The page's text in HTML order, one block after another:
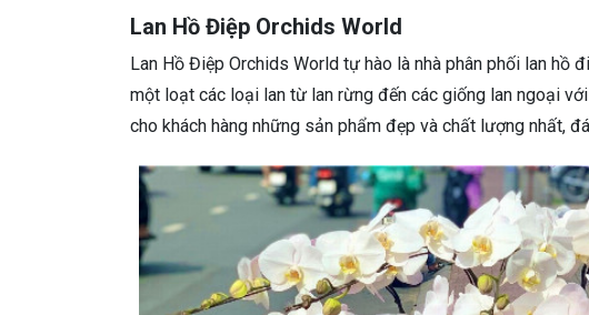
Lan Hồ Điệp Orchids World
Lan Hồ Điệp Orchids World tự hào là nhà phân phối lan hồ
một loạt các loại lan từ lan rừng đến các giống lan ngoại
cho khách hàng những sản phẩm đẹp và chất lượng nhất,